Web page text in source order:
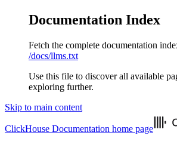
Documentation Index
Fetch the complete documentation
/docs/llms.txt
Use this file to discover all available
exploring further.
Skip to main content
ClickHouse Documentation home page